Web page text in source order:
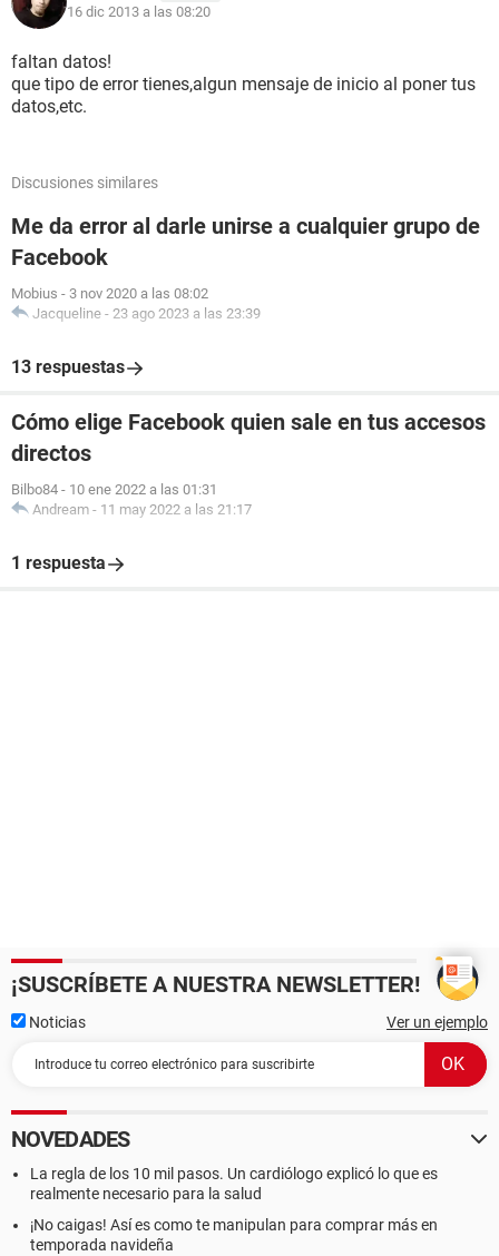
16 dic 2013 a las 08:20
faltan datos!
que tipo de error tienes,algun mensaje de inicio al poner tus
datos,etc.
Discusiones similares
Me da error al darle unirse a cualquier grupo de
Facebook
Mobius - 3 nov 2020 a las 08:02
Jacqueline - 23 ago 2023 a las 23:39
13 respuestas
Cómo elige Facebook quien sale en tus accesos
directos
Bilbo84 - 10 ene 2022 a las 01:31
Andream - 11 may 2022 a las 21:17
1 respuesta
¡SUSCRÍBETE A NUESTRA NEWSLETTER!
Noticias Ver un ejemplo
NOVEDADES
La regla de los 10 mil pasos. Un cardiólogo explicó lo que es
realmente necesario para la salud
¡No caigas! Así es como te manipulan para comprar más en
temporada navideña